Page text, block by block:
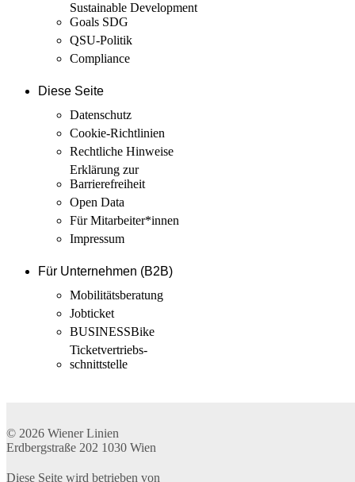
Sustainable Development
Goals SDG
QSU-Politik
Compliance
Diese Seite
Datenschutz
Cookie-Richtlinien
Rechtliche Hinweise
Erklärung zur
Barrierefreiheit
Open Data
Für Mitarbeiter­*innen
Impressum
Für Unternehmen (B2B)
Mobilitäts­beratung
Jobticket
BUSINESSBike
Ticketvertriebs­
schnittstelle
© 2026 Wiener Linien
Erdbergstraße 202 1030 Wien
Diese Seite wird betrieben von